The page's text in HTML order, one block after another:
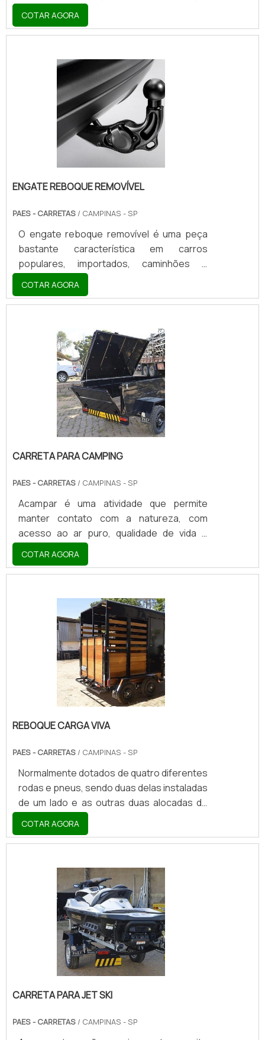
também se constitui através de aparatos
como bases de metal (alumínio xadrez, em
sua maioria) e engates de ferro. Ainda no
carretinha de transporte de motocicletas
se destaca por precisar contar com
espécies de faróis/lanternas e faixas
luminosas em seu departamento inferior,
permitindo assim que sua visualização
aconteça sob longas, intermediár.
COTAR AGORA
ENGATE REBOQUE REMOVÍVEL
PAES - CARRETAS / CAMPINAS - SP
O engate reboque removível é uma peça
bastante característica em carros
populares, importados, caminhões e
outros veículos. Ela é conhecida por ser
uma bolinha de metal, que fica instalada na
estrutura da parte traseira do possante.
fundamental para diversas atividades,
como o reboque de lanchas, carros,
pequenos barcos, motos, entre outros
objetos.Embora não seja segredo para
ninguém, ainda existem algumas dúvidas a
respeito do engate para reboque, o que
COTAR AGORA
CARRETA PARA CAMPING
PAES - CARRETAS / CAMPINAS - SP
Acampar é uma atividade que permite
manter contato com a natureza, com
acesso ao ar puro, qualidade de vida e
diminuição do estresse comum do dia a dia.
Entretanto, é impossível acampar sem o
mínimo de conforto. Partindo desse ponto
camping é justamente unir as duas coisas:
experiência e conforto em uma aventura
pela natureza.Barracas, tendas e
dormitórios podem ser facilmente
acessados com a carreta para camping, um
acessório que fica instalado na parte infe.
COTAR AGORA
REBOQUE CARGA VIVA
PAES - CARRETAS / CAMPINAS - SP
Normalmente dotados de quatro diferentes
rodas e pneus, sendo duas delas instaladas
de um lado e as outras duas alocadas do
outro, reboque carga viva termina de se
fazer protagonista no segmento rural por
aliar metais e madeira ao longo de sua
espécie de integração de matérias-primas,
também pode-se colocar em plano de
evidência o fato de que via de regra
existem vãos livres que separam as chapas
de madeira que tanta sustentação
conferem ao reboque de cargas viva.
COTAR AGORA
CARRETA PARA JET SKI
PAES - CARRETAS / CAMPINAS - SP